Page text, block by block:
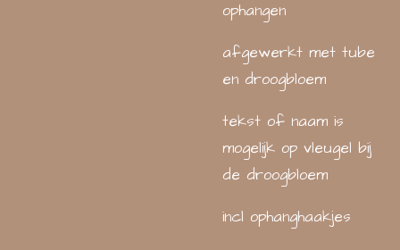
ophangen
afgewerkt met tube
en droogbloem
tekst of naam is
mogelijk op vleugel bij
de droogbloem
incl ophanghaakjes